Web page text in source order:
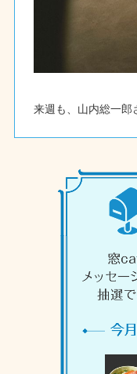
来週も、山内総一郎